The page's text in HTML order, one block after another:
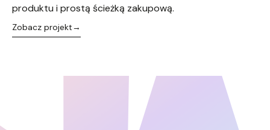
produktu i prostą ścieżką zakupową.
Zobacz projekt→